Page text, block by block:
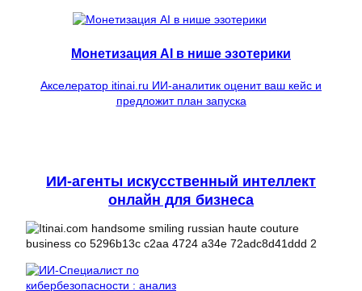
Монетизация AI в нише эзотерики
Акселератор itinai.ru ИИ-аналитик оценит ваш кейс и
предложит план запуска
ИИ-агенты искусственный интеллект
онлайн для бизнеса